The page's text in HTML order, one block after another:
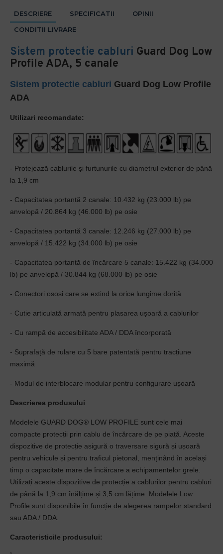
DESCRIERE SPECIFICATII
OPINII
CONDITII LIVRARE
Sistem protectie cabluri Guard Dog Low
Profile ADA, 5 canale
Sistem protectie cabluri Guard Dog Low Profile
ADA
Utilizari recomandate:
- Protejează cablurile și furtunurile cu diametrul exterior de până
la 1,9 cm
- Capacitatea portantă 2 canale: 10.432 kg (23.000 lb) pe
anvelopă / 20.864 kg (46.000 lb) pe osie
- Capacitatea portantă 3 canale: 12.246 kg (27.000 lb) pe
anvelopă / 15.422 kg (34.000 lb) pe osie
- Capacitatea portantă de încărcare 5 canale: 15.422 kg (34.000
lb) pe anvelopă / 30.844 kg (68.000 lb) pe osie
- Conectori osoși care se extind la orice lungime dorită
- Cutie articulată armată pentru plasarea ușoară a cablurilor
- Cu rampă de accesibilitate ADA / DDA încorporată
- Suprafață de rulare cu 5 bare patentată pentru tracțiune
maximă
- Modul de interblocare modular pentru configurare ușoară
Descrierea produsului
Modelele GUARD DOG® LOW PROFILE sunt cele mai
compacte protecții prin cablu de încărcare de pe piață. Aceste
dispozitive de protecție asigură o traversare sigură și ușoară
pentru vehicule și pentru traficul pietonal, menținând în același
timp o capacitate mare de încărcare a echipamentelor grele.
Utilizați aceste dispozitive de protecție a cablurilor pentru cabluri
de până la 1,9 cm înălțime și 3,5 cm lățime. Modelele Low
Profile sunt disponibile în funcție de alegerea rampelor standard
sau ADA / DDA.
Caracteristicile produsului: